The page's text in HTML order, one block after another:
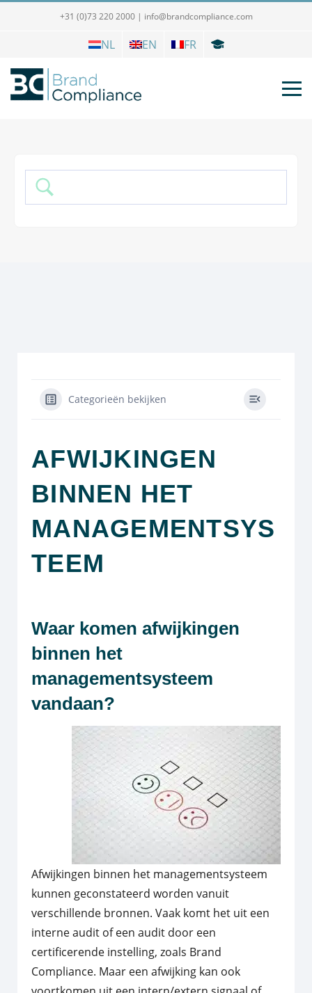
+31 (0)73 220 2000 | info@brandcompliance.com
NL EN FR
Categorieën bekijken
AFWIJKINGEN
BINNEN HET
MANAGEMENTSYS
TEEM
Waar komen afwijkingen
binnen het
managementsysteem
vandaan?
Afwijkingen binnen het managementsysteem
kunnen geconstateerd worden vanuit
verschillende bronnen. Vaak komt het uit een
interne audit of een audit door een
certificerende instelling, zoals Brand
Compliance. Maar een afwijking kan ook